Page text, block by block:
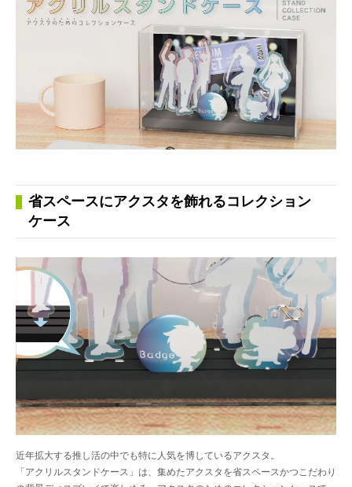
省スペースにアクスタを飾れるコレクション
ケース
近年拡大する推し活の中でも特に人気を博しているアクスタ。
「アクリルスタンドケース」は、集めたアクスタを省スペースかつこだわり